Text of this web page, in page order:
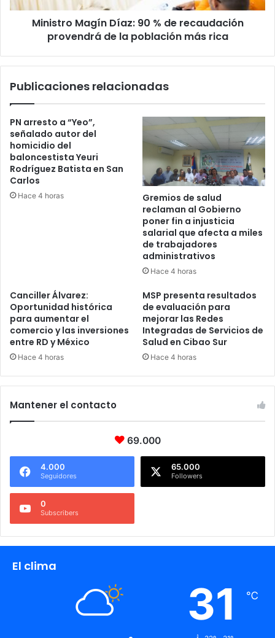
de
Ministro Magín Díaz: 90 % de recaudación
provendrá de la población más rica
Publicaciones relacionadas
PN arresto a “Yeo”,
señalado autor del
homicidio del
baloncestista Yeuri
Rodríguez Batista en San
Carlos
Hace 4 horas
Gremios de salud
reclaman al Gobierno
poner fin a injusticia
salarial que afecta a miles
de trabajadores
administrativos
Hace 4 horas
Canciller Álvarez:
Oportunidad histórica
para aumentar el
comercio y las inversiones
entre RD y México
Hace 4 horas
MSP presenta resultados
de evaluación para
mejorar las Redes
Integradas de Servicios de
Salud en Cibao Sur
Hace 4 horas
Mantener el contacto
69.000
4.000
Seguidores
65.000
Followers
0
Subscribers
El clima
31 ℃